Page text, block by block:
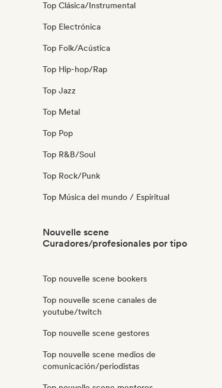
Top Clásica/Instrumental
Top Electrónica
Top Folk/Acústica
Top Hip-hop/Rap
Top Jazz
Top Metal
Top Pop
Top R&B/Soul
Top Rock/Punk
Top Música del mundo / Espiritual
Nouvelle scene
Curadores/profesionales por tipo
Top nouvelle scene bookers
Top nouvelle scene canales de
youtube/twitch
Top nouvelle scene gestores
Top nouvelle scene medios de
comunicación/periodistas